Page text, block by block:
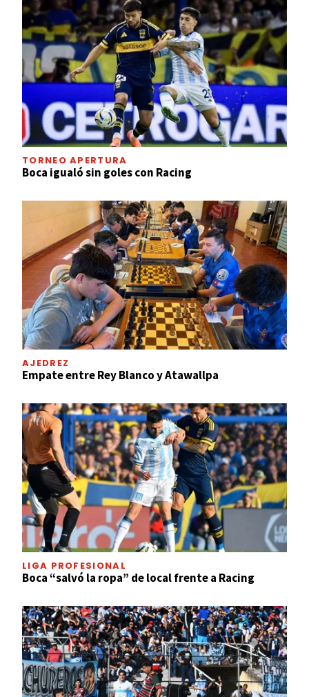
TORNEO APERTURA
Boca igualó sin goles con Racing
AJEDREZ
Empate entre Rey Blanco y Atawallpa
LIGA PROFESIONAL
Boca “salvó la ropa” de local frente a Racing